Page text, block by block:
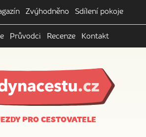
Zvýhodněno Sdílení pokoje
Průvodci Recenze Kontakt
PRO CESTOVATELE